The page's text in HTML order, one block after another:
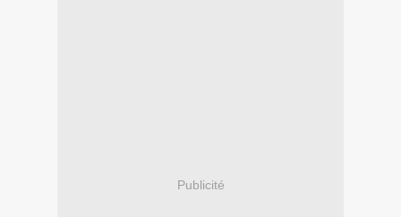
Publicité